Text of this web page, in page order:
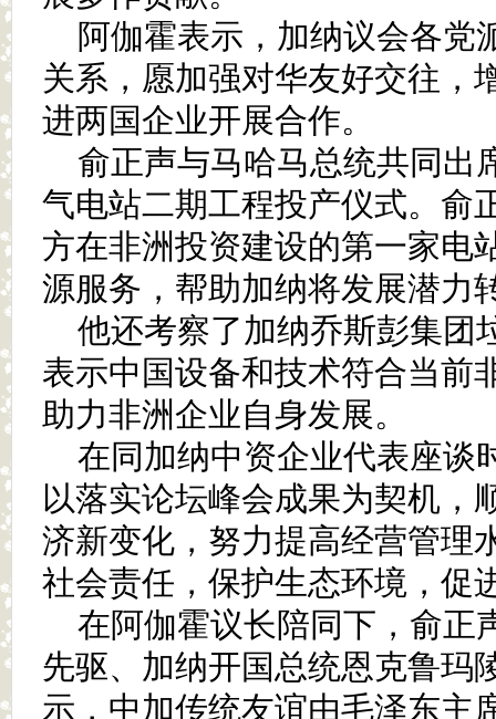
阿伽霍表示，加纳议会各党
关系，愿加强对华友好交往，
进两国企业开展合作。
俞正声与马哈马总统共同出
气电站二期工程投产仪式。俞
方在非洲投资建设的第一家电
源服务，帮助加纳将发展潜力
他还考察了加纳乔斯彭集团
表示中国设备和技术符合当前
助力非洲企业自身发展。
在同加纳中资企业代表座谈
以落实论坛峰会成果为契机，
济新变化，努力提高经营管理
社会责任，保护生态环境，促
在阿伽霍议长陪同下，俞正
先驱、加纳开国总统恩克鲁玛
示，中加传统友谊由毛泽东主